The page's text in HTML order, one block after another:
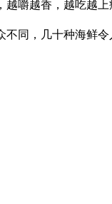
嚼越香，越吃越上
不同，几十种海鲜